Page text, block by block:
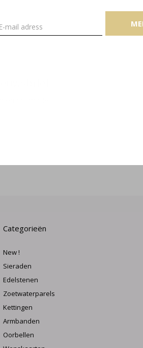
en promoties
Categorieën
New !
Sieraden
Edelstenen
Zoetwaterparels
Kettingen
Armbanden
Oorbellen